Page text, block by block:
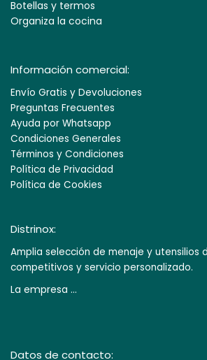
Botellas y termos
Organiza la cocina
Información comercial:
Envío Gratis y Devoluciones
Preguntas Frecuentes
Ayuda por Whatsapp
Condiciones Generales
Términos y Condiciones
Política de Privacidad
Política de Cookies
Distrinox:
Amplia selección de menaje y utensilios
competitivos y servicio personalizado.
La empresa ...
Datos de contacto: